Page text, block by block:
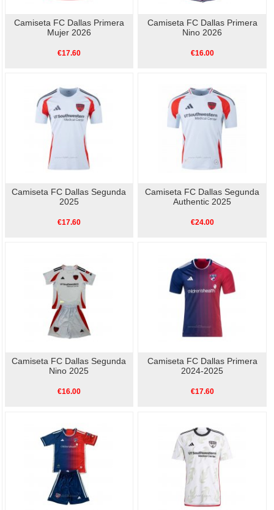
Camiseta FC Dallas Primera
Mujer 2026
€17.60
Camiseta FC Dallas Primera
Nino 2026
€16.00
Camiseta FC Dallas Segunda
2025
€17.60
Camiseta FC Dallas Segunda
Authentic 2025
€24.00
Camiseta FC Dallas Segunda
Nino 2025
€16.00
Camiseta FC Dallas Primera
2024-2025
€17.60